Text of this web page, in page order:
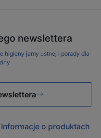
newslettera
higieny jamy ustnej i porady dla
Informacje o produktach